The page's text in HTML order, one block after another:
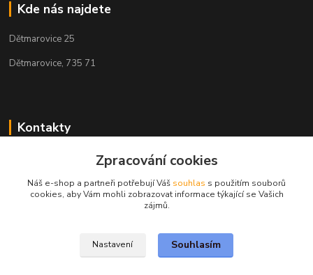
Kde nás najdete
Dětmarovice 25
Dětmarovice, 735 71
Kontakty
+420 731 444 327
obchod@volak.net
Zpracování cookies
Náš e-shop a partneři potřebují Váš souhlas s použitím souborů
cookies, aby Vám mohli zobrazovat informace týkající se Vašich
zájmů.
Nastavení Souhlasím